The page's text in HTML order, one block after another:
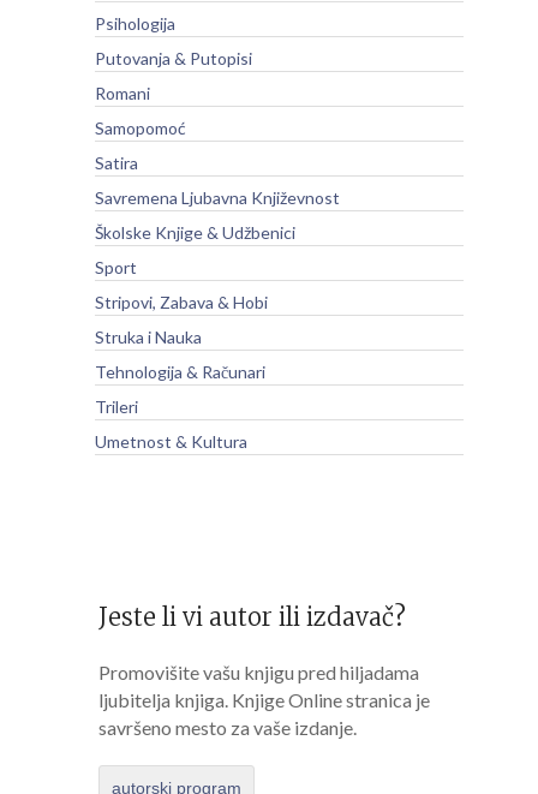
Psihologija
Putovanja & Putopisi
Romani
Samopomoć
Satira
Savremena Ljubavna Književnost
Školske Knjige & Udžbenici
Sport
Stripovi, Zabava & Hobi
Struka i Nauka
Tehnologija & Računari
Trileri
Umetnost & Kultura
Jeste li vi autor ili izdavač?
Promovišite vašu knjigu pred hiljadama
ljubitelja knjiga. Knjige Online stranica je
savršeno mesto za vaše izdanje.
autorski program